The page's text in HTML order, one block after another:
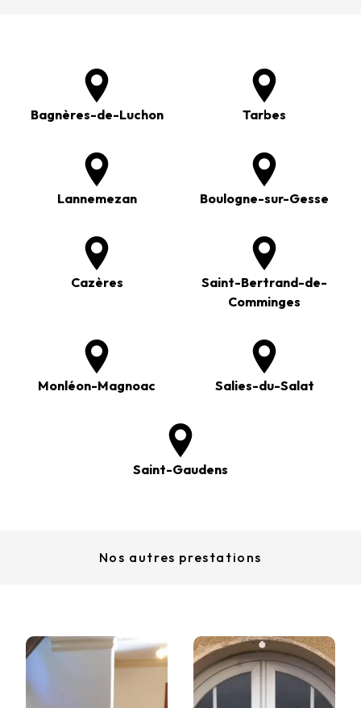
Bagnères-de-Luchon Tarbes
Lannemezan Boulogne-sur-Gesse
Cazères
Saint-Bertrand-de-
Comminges
Monléon-Magnoac Salies-du-Salat
Saint-Gaudens
Nos autres prestations